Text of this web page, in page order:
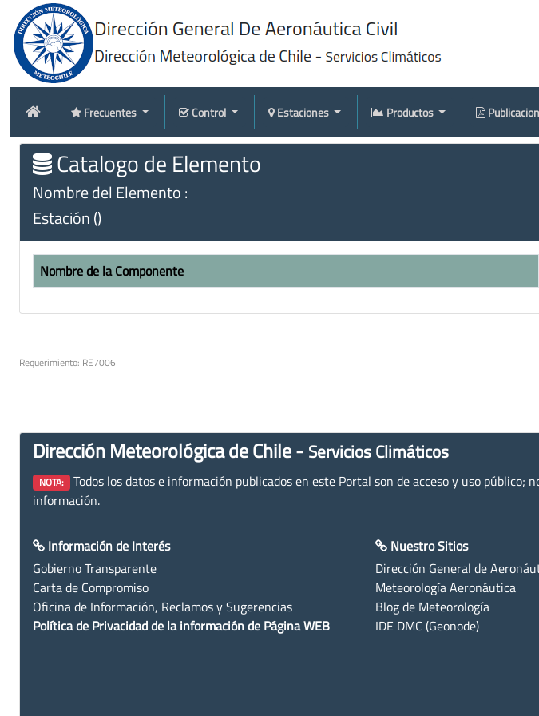
Frecuentes Control Estaciones Productos
Catalogo de Elemento
Nombre del Elemento :
Estación ()
Nombre de la Componente
Requerimiento: RE7006
Dirección Meteorológica de Chile - Servicios Climáticos
NOTA: Todos los datos e información publicados en este Portal son de acceso y uso público;
información.
Información de Interés
Gobierno Transparente
Carta de Compromiso
Oficina de Información, Reclamos y Sugerencias
Política de Privacidad de la información de Página WEB
Nuestro Sitios
Dirección General de
Meteorología Aeronáutica
Blog de Meteorología
IDE DMC (Geonode)